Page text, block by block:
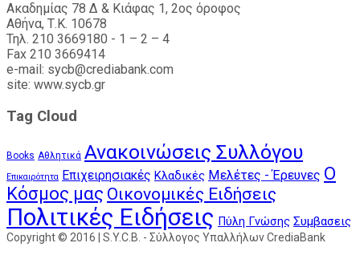
Ακαδημίας 78 Δ & Κιάφας 1, 2ος όροφος
Αθήνα, Τ.Κ. 10678
Τηλ. 210 3669180 - 1 – 2 – 4
Fax 210 3669414
e-mail: sycb@crediabank.com
site: www.sycb.gr
Tag Cloud
Books Αθλητικά Ανακοινώσεις Συλλόγου
Επικαιρότητα Επιχειρησιακές Κλαδικές Μελέτες - Έρευνες Ο
Κόσμος μας Οικονομικές Ειδήσεις
Πολιτικές Ειδήσεις Πύλη Γνώσης Συμβασεις